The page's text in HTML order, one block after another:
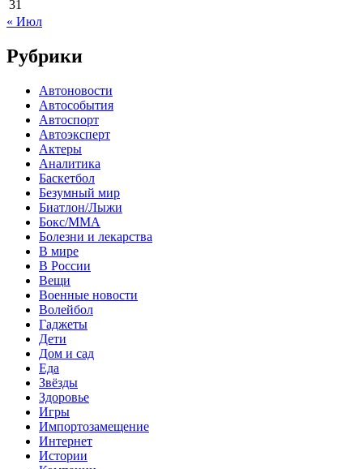
31
« Июл
Рубрики
Автоновости
Автособытия
Автоспорт
Автоэксперт
Актеры
Аналитика
Баскетбол
Безумный мир
Биатлон/Лыжи
Бокс/MMA
Болезни и лекарства
В мире
В России
Вещи
Военные новости
Волейбол
Гаджеты
Дети
Дом и сад
Еда
Звёзды
Здоровье
Игры
Импортозамещение
Интернет
Истории